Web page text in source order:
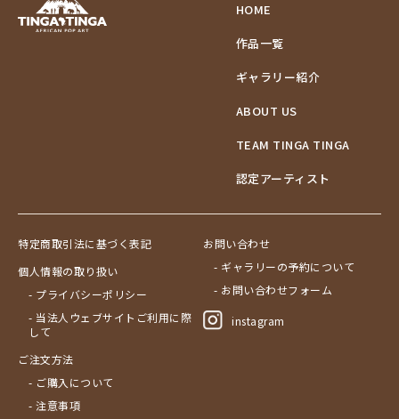
HOME
作品一覧
ギャラリー紹介
ABOUT US
TEAM TINGA TINGA
認定アーティスト
特定商取引法に基づく表記
個人情報の取り扱い
- プライバシーポリシー
- 当法人ウェブサイトご利用に際
して
ご注文方法
- ご購入について
- 注意事項
お問い合わせ
- ギャラリーの予約について
- お問い合わせフォーム
instagram